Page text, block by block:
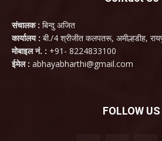
संचालक : बिन्दु अजित
कार्यालय : बी./4 श्रीजीत कलपतरू, अमील्हडीह,
मोबाइल नं. : +91- 8224833100
ईमेल : abhayabharthi@gmail.com
FOLLOW US